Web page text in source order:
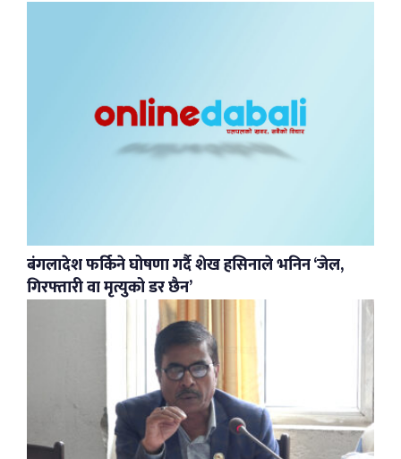
बंगलादेश फर्किने घोषणा गर्दै शेख हसिनाले भनिन ‘जेल,
गिरफ्तारी वा मृत्युको डर छैन’